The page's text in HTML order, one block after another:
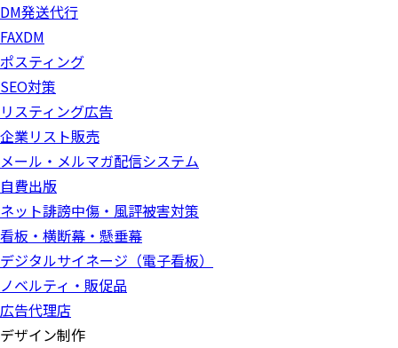
DM発送代行
FAXDM
ポスティング
SEO対策
リスティング広告
企業リスト販売
メール・メルマガ配信システム
自費出版
ネット誹謗中傷・風評被害対策
看板・横断幕・懸垂幕
デジタルサイネージ（電子看板）
ノベルティ・販促品
広告代理店
デザイン制作